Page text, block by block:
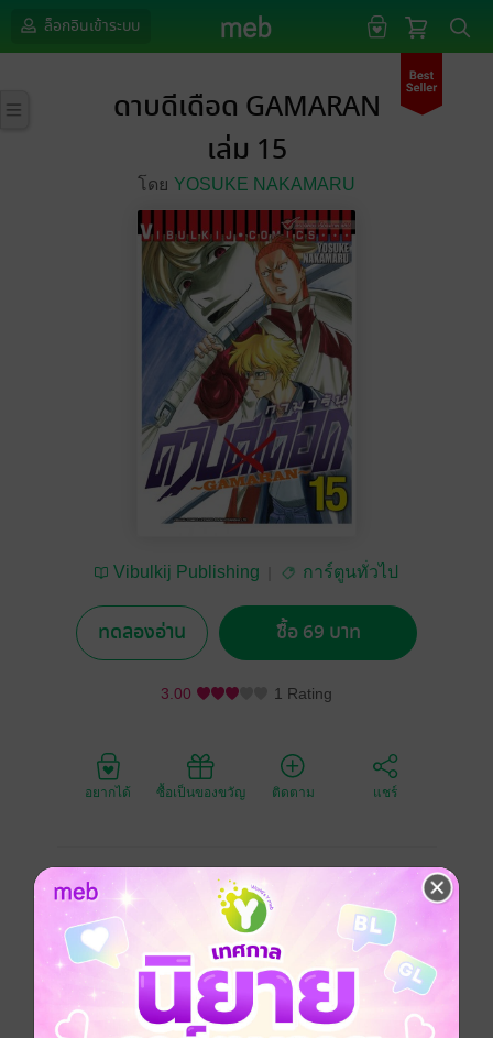
ล็อกอินเข้าระบบ
ดาบดีเดือด GAMARAN
เล่ม 15
โดย YOSUKE NAKAMARU
Vibulkij Publishing การ์ตูนทั่วไป
ทดลองอ่าน ซื้อ 69 บาท
3.00 1 Rating
อยากได้ ซื้อเป็นของขวัญ ติดตาม แชร์
พวกกามะบุกเข้าไปในปราสาทอุนาบาระได้สำเร็จและเจอ
สถานที่ที่สามารถซ่อนตัวได้จึงวางใจได้ระดับหนึ่ง แต่ว่า
ในจำนวนพวกเขามีแค่เซ็นมารุที่ไม่พอใจความสามารถ
ของตัวเอง เซ็นมารุต้องการต่อสู้เพื่อจะได้แข็งแกร่งขึ้น แต่
ว่าคนที่บุกเข้ามาจู่โจมเขาคือยามาโนะอุเอะ คิโยโมริ
ศัตรูที่เก่งกาจของสำนักมุโฮ เมื่ออยู่ต่อหน้าคู่ต่อสู้ที่เขารู้สึก
ว่าเหนือกว่าเขาอย่างชัดเจน เซ็นมารุจึงชักดาบยักษ์ซาดา